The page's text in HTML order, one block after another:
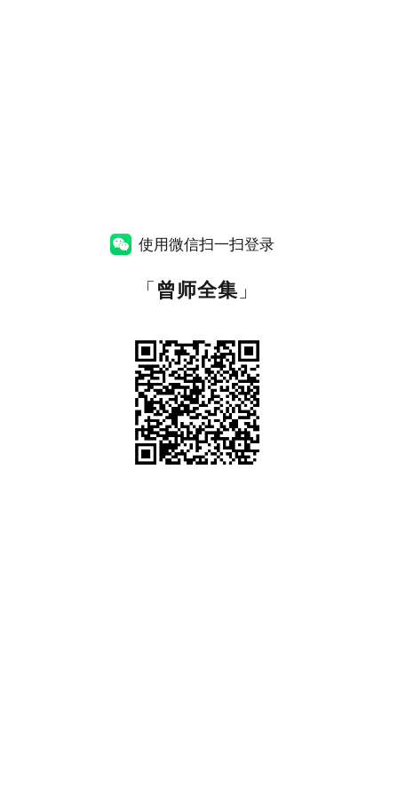
使用微信扫一扫登录
「曾师全集 」